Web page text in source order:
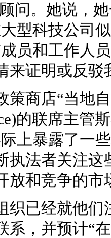
问。她说，
型科技公司
员和工作人
来证明或反驳
策商店“当地
的联席主管
上暴露了一
执法者关注
放和竞争的市
织已经就他们
系，并预计“